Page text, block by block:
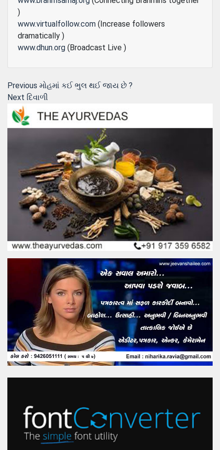
)
www.virtualfollow.com (Increase followers
dramatically )
www.dhun.org (Broadcast Live )
Post
navigation
Previous Previous
post:
મોહમાં કઈ ભુલ થઈ જાય છે ?
Next Next
દિવાળી